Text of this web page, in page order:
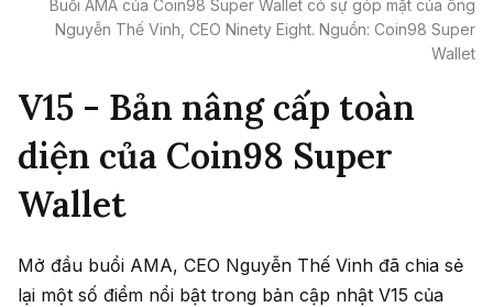
Buổi AMA của Coin98 Super Wallet có sự góp mặt của ông
Nguyễn Thế Vinh, CEO Ninety Eight. Nguồn: Coin98 Super
Wallet
V15 - Bản nâng cấp toàn
diện của Coin98 Super
Wallet
Mở đầu buổi AMA, CEO Nguyễn Thế Vinh đã chia sẻ
lại một số điểm nổi bật trong bản cập nhật V15 của